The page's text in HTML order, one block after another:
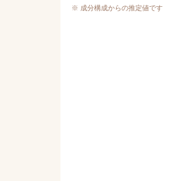
※ 成分構成からの推定値です